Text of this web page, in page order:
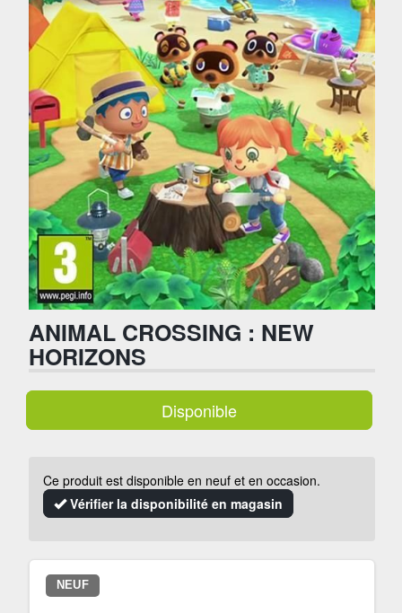
ANIMAL CROSSING : NEW
HORIZONS
Disponible
Ce produit est disponible en neuf et en occasion.
Vérifier la disponibilité en magasin
NEUF